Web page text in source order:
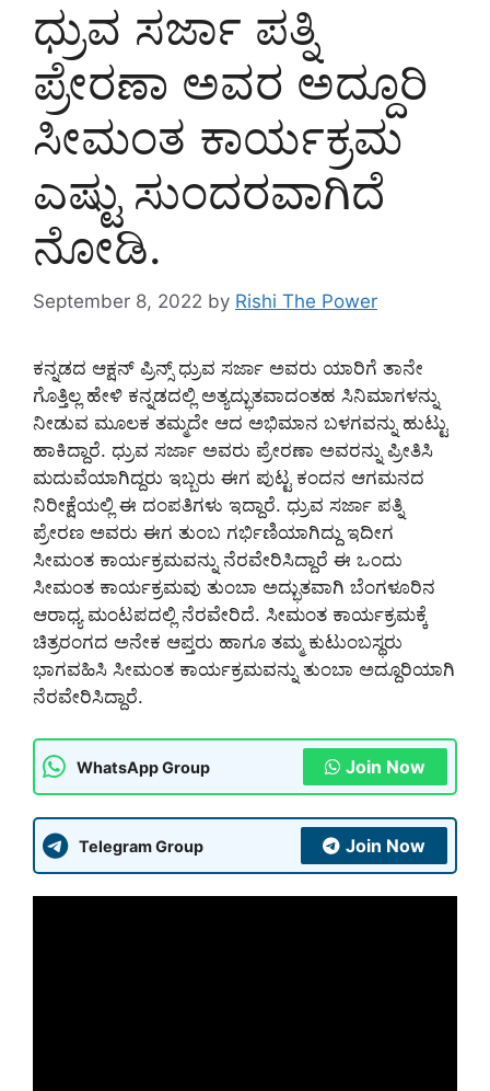
ಧ್ರುವ ಸರ್ಜಾ ಪತ್ನಿ
ಪ್ರೇರಣಾ ಅವರ ಅದ್ದೂರಿ
ಸೀಮಂತ ಕಾರ್ಯಕ್ರಮ
ಎಷ್ಟು ಸುಂದರವಾಗಿದೆ
ನೋಡಿ.
September 8, 2022 by Rishi The Power
ಕನ್ನಡದ ಆಕ್ಷನ್ ಪ್ರಿನ್ಸ್ ಧ್ರುವ ಸರ್ಜಾ ಅವರು ಯಾರಿಗೆ ತಾನೇ
ಗೊತ್ತಿಲ್ಲ ಹೇಳಿ ಕನ್ನಡದಲ್ಲಿ ಅತ್ಯದ್ಭುತವಾದಂತಹ ಸಿನಿಮಾಗಳನ್ನು
ನೀಡುವ ಮೂಲಕ ತಮ್ಮದೇ ಆದ ಅಭಿಮಾನ ಬಳಗವನ್ನು ಹುಟ್ಟು
ಹಾಕಿದ್ದಾರೆ. ಧ್ರುವ ಸರ್ಜಾ ಅವರು ಪ್ರೇರಣಾ ಅವರನ್ನು ಪ್ರೀತಿಸಿ
ಮದುವೆಯಾಗಿದ್ದರು ಇಬ್ಬರು ಈಗ ಪುಟ್ಟ ಕಂದನ ಆಗಮನದ
ನಿರೀಕ್ಷೆಯಲ್ಲಿ ಈ ದಂಪತಿಗಳು ಇದ್ದಾರೆ. ಧ್ರುವ ಸರ್ಜಾ ಪತ್ನಿ
ಪ್ರೇರಣ ಅವರು ಈಗ ತುಂಬ ಗರ್ಭಿಣಿಯಾಗಿದ್ದು ಇದೀಗ
ಸೀಮಂತ ಕಾರ್ಯಕ್ರಮವನ್ನು ನೆರವೇರಿಸಿದ್ದಾರೆ ಈ ಒಂದು
ಸೀಮಂತ ಕಾರ್ಯಕ್ರಮವು ತುಂಬಾ ಅದ್ಭುತವಾಗಿ ಬೆಂಗಳೂರಿನ
ಆರಾಧ್ಯ ಮಂಟಪದಲ್ಲಿ ನೆರವೇರಿದೆ. ಸೀಮಂತ ಕಾರ್ಯಕ್ರಮಕ್ಕೆ
ಚಿತ್ರರಂಗದ ಅನೇಕ ಆಪ್ತರು ಹಾಗೂ ತಮ್ಮ ಕುಟುಂಬಸ್ಥರು
ಭಾಗವಹಿಸಿ ಸೀಮಂತ ಕಾರ್ಯಕ್ರಮವನ್ನು ತುಂಬಾ ಅದ್ದೂರಿಯಾಗಿ
ನೆರವೇರಿಸಿದ್ದಾರೆ.
WhatsApp Group Join Now
Telegram Group Join Now